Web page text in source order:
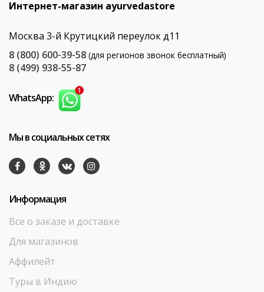
Интернет-магазин ayurvedastore
Москва 3-й Крутицкий переулок д11
8 (800) 600-39-58 (для регионов звонок бесплатный)
8 (499) 938-55-87
WhatsApp:
Мы в социальных сетях
Информация
Все о заказе и доставке
Для магазинов
Аффилейт
Туры в Индию